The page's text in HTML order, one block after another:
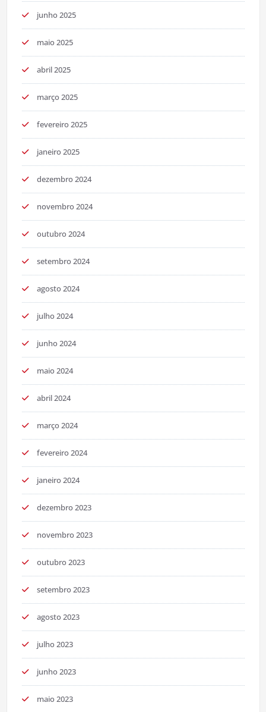
junho 2025
maio 2025
abril 2025
março 2025
fevereiro 2025
janeiro 2025
dezembro 2024
novembro 2024
outubro 2024
setembro 2024
agosto 2024
julho 2024
junho 2024
maio 2024
abril 2024
março 2024
fevereiro 2024
janeiro 2024
dezembro 2023
novembro 2023
outubro 2023
setembro 2023
agosto 2023
julho 2023
junho 2023
maio 2023